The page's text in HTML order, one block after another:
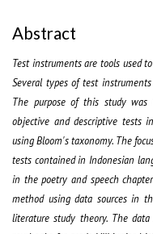
Abstract
Test instruments are tools used
Several types of test
The purpose of this study
objective and descriptive tests
using Bloom's taxonomy. The
tests contained in Indonesian
in the poetry and speech
method using data sources in
literature study theory. The